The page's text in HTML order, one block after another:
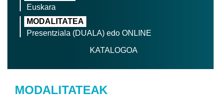
Euskara
MODALITATEA
Presentziala (DUALA) edo ONLINE
KATALOGOA
MODALITATEAK